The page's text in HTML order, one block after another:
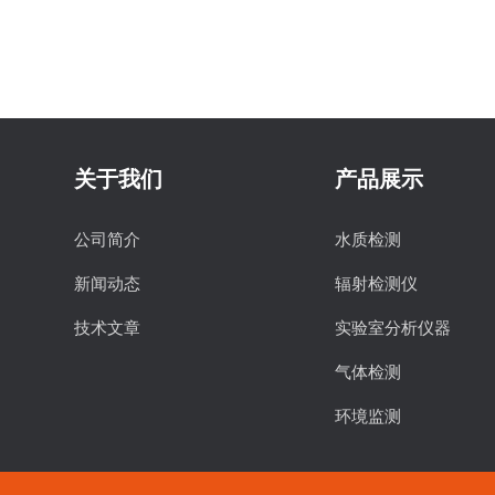
关于我们
公司简介
新闻动态
技术文章
产品展示
水质检测
辐射检测仪
实验室分析仪器
气体检测
环境监测